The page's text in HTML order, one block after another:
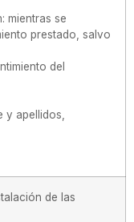
mientras se
prestado, salvo
del
y apellidos,
de las